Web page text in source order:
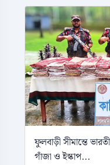
ফুলবাড়ী সীমান্তে
গাঁজা ও ইস্কাপ...